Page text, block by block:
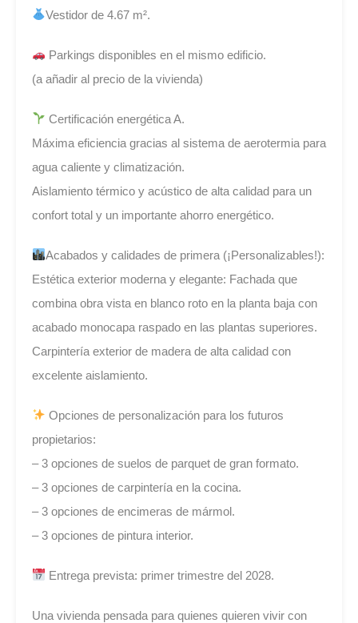
Vestidor de 4.67 m².
Parkings disponibles en el mismo edificio.
(a añadir al precio de la vivienda)
Certificación energética A.
Máxima eficiencia gracias al sistema de aerotermia para
agua caliente y climatización.
Aislamiento térmico y acústico de alta calidad para un
confort total y un importante ahorro energético.
Acabados y calidades de primera (¡Personalizables!):
Estética exterior moderna y elegante: Fachada que
combina obra vista en blanco roto en la planta baja con
acabado monocapa raspado en las plantas superiores.
Carpintería exterior de madera de alta calidad con
excelente aislamiento.
Opciones de personalización para los futuros
propietarios:
– 3 opciones de suelos de parquet de gran formato.
– 3 opciones de carpintería en la cocina.
– 3 opciones de encimeras de mármol.
– 3 opciones de pintura interior.
Entrega prevista: primer trimestre del 2028.
Una vivienda pensada para quienes quieren vivir con